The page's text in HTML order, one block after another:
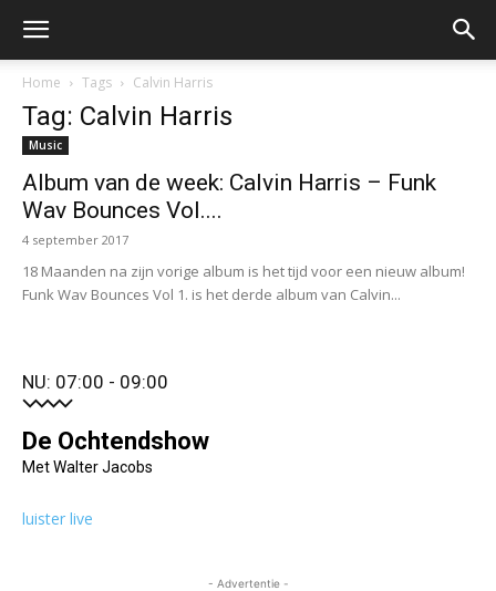
Home Tags Calvin Harris
Tag: Calvin Harris
Music
Album van de week: Calvin Harris – Funk
Wav Bounces Vol....
4 september 2017
18 Maanden na zijn vorige album is het tijd voor een nieuw album!
Funk Wav Bounces Vol 1. is het derde album van Calvin...
NU: 07:00 - 09:00
De Ochtendshow
Met Walter Jacobs
luister live
- Advertentie -